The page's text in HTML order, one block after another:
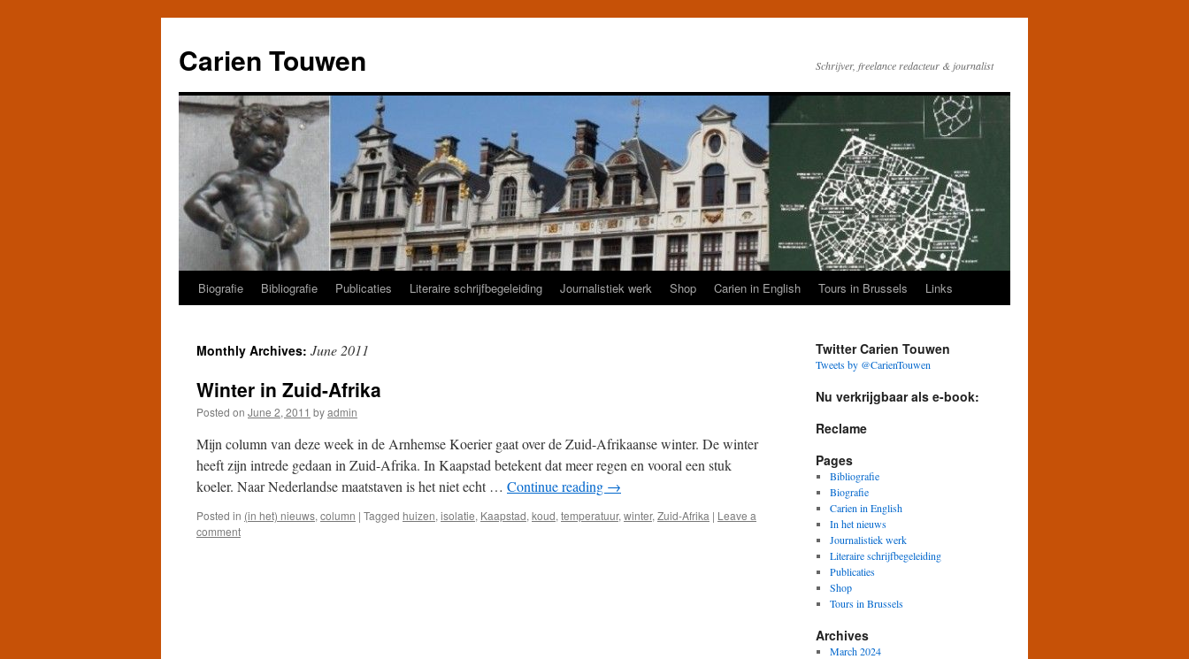
Carien Touwen Schrijver, freelance redacteur & journalist
Skip
content
Biografie Bibliografie Publicaties Literaire schrijfbegeleiding Journalistiek werk Shop Carien in English Tours in Brussels Links
Monthly Archives: June 2011
Winter in Zuid-Afrika
Posted on June 2, 2011 byadmin
Mijn column van deze week in de Arnhemse Koerier gaat over de Zuid-Afrikaanse winter. De winter
heeft zijn intrede gedaan in Zuid-Afrika. In Kaapstad betekent dat meer regen en vooral een stuk
koeler. Naar Nederlandse maatstaven is het niet echt … Continue reading →
Posted in (in het) nieuws, column | Tagged huizen, isolatie, Kaapstad, koud, temperatuur, winter, Zuid-Afrika | Leave a
comment
Twitter Carien Touwen
Tweets by @CarienTouwen
Nu verkrijgbaar als e-book:
Reclame
Pages
Bibliografie
Biografie
Carien in English
In het nieuws
Journalistiek werk
Literaire schrijfbegeleiding
Publicaties
Shop
Tours in Brussels
Archives
March 2024